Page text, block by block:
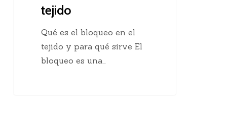
tejido
Qué es el bloqueo en el
tejido y para qué sirve El
bloqueo es una…